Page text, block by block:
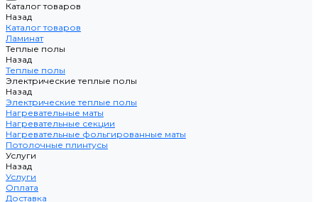
Каталог товаров
Назад
Каталог товаров
Ламинат
Теплые полы
Назад
Теплые полы
Электрические теплые полы
Назад
Электрические теплые полы
Нагревательные маты
Нагревательные секции
Нагревательные фольгированные маты
Потолочные плинтусы
Услуги
Назад
Услуги
Оплата
Доставка